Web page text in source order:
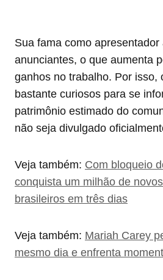
Sua fama como
anunciantes, o que aumenta
ganhos no trabalho. Por isso,
bastante curiosos para se
patrimônio estimado do
não seja divulgado
Veja também: Com bloqueio
conquista um milhão de
brasileiros em três dias
Veja também: Mariah Carey
mesmo dia e enfrenta